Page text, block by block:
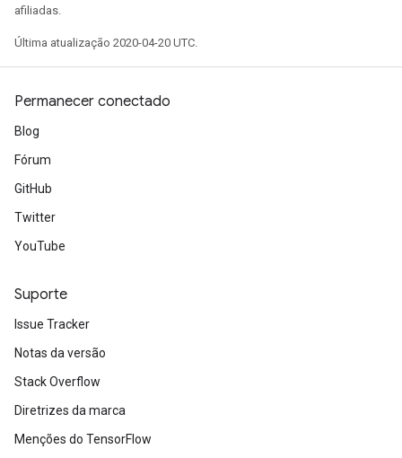
afiliadas.
Última atualização 2020-04-20 UTC.
Permanecer conectado
Blog
Fórum
GitHub
Twitter
YouTube
Suporte
Issue Tracker
Notas da versão
Stack Overflow
Diretrizes da marca
Menções do TensorFlow